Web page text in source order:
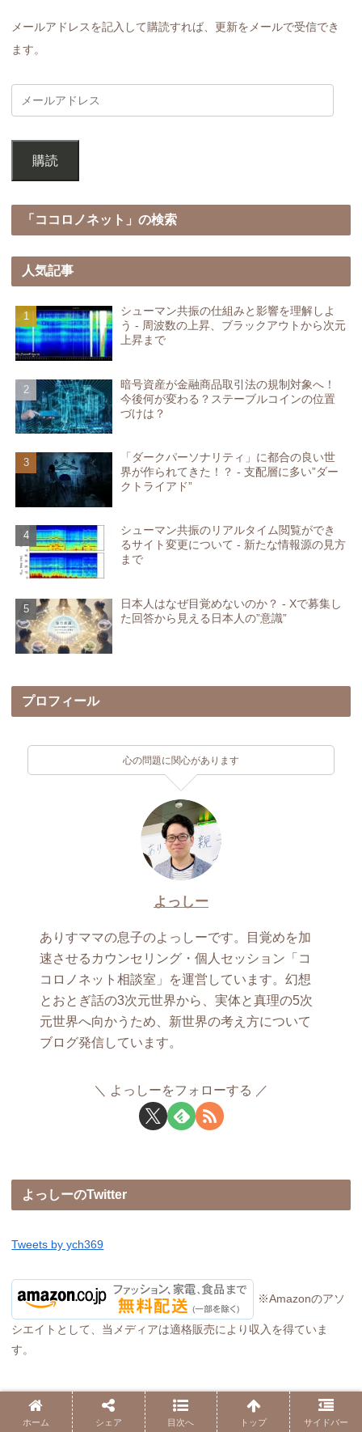
メールアドレスを記入して購読すれば、更新をメールで受信でき
ます。
購読
「ココロノネット」の検索
人気記事
シューマン共振の仕組みと影響を理解しよ
う - 周波数の上昇、ブラックアウトから次元
上昇まで
暗号資産が金融商品取引法の規制対象へ！
今後何が変わる？ステーブルコインの位置
づけは？
「ダークパーソナリティ」に都合の良い世
界が作られてきた！？ - 支配層に多い”ダー
クトライアド”
シューマン共振のリアルタイム閲覧ができ
るサイト変更について - 新たな情報源の見方
まで
日本人はなぜ目覚めないのか？ - Xで募集し
た回答から見える日本人の”意識”
プロフィール
心の問題に関心があります
よっしー
ありすママの息子のよっしーです。目覚めを加
速させるカウンセリング・個人セッション「コ
コロノネット相談室」を運営しています。幻想
とおとぎ話の3次元世界から、実体と真理の5次
元世界へ向かうため、新世界の考え方について
ブログ発信しています。
よっしーをフォローする
よっしーのTwitter
Tweets by ych369
※Amazonのアソ
シエイトとして、当メディアは適格販売により収入を得ていま
す。
ホーム シェア 目次へ トップ サイドバー